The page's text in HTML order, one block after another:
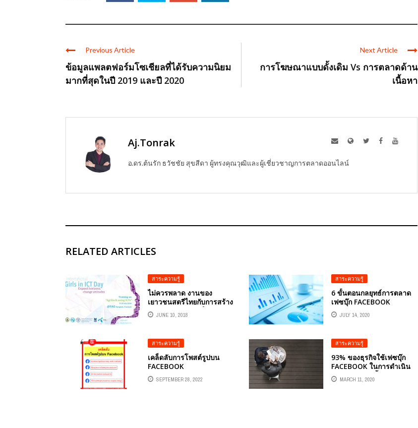
Previous Article
ข้อมูลแพลตฟอร์มโซเชียลที่ได้รับความนิยม
มากที่สุดในปี 2019 และปี 2020
Next Article
การโฆษณาแบบดั้งเดิม Vs การตลาดด้าน
เนื้อหา
Aj.Tonrak
อ.ดร.ต้นรัก ธวัชชัย สุขสีดา ผู้ทรงคุณวุฒิและผู้เชี่ยวชาญการตลาดออนไลน์
RELATED ARTICLES
สาระความรู้
ไม่ควรพลาด งานของ
เยาวชนสตรีไทยกับการสร้าง
ทักษะดิจิทัลสู่การเป็น
เกษตรกรทันสมัย
JUNE 10, 2018
สาระความรู้
6 ขั้นตอนกลยุทธ์การตลาด
เฟซบุ๊ก FACEBOOK
JULY 14, 2020
สาระความรู้
เคล็ดลับการโพสต์รูปบน
FACEBOOK
SEPTEMBER 28, 2022
สาระความรู้
93% ของธุรกิจใช้เฟซบุ๊ก
FACEBOOK ในการดำเนิน
การทางธุรกิจ ทั้งการ
ประชาสัมพันธ์ ช่องทางการ
MARCH 11, 2020